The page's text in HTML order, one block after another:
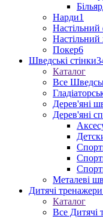
Нарди1
Настільний
Настільний
Покер6
Шведські стінки
Каталог
Все
Дерев'яні
Дерев'яні
Металеві
Дитячі
Каталог
Все Дитячі